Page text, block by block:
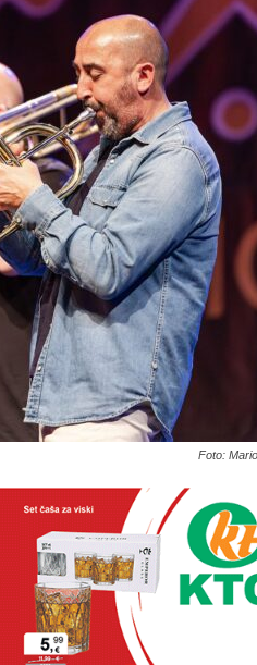
Foto: